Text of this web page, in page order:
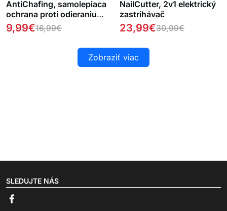
AntiChafing, samolepiaca
ochrana proti odieraniu
medzi stehnami (2 kusy)
9,99€16,99€
NailCutter, 2v1 elektrický
zastrihávač
23,99€30,99€
Zobraziť viac
SLEDUJTE NÁS